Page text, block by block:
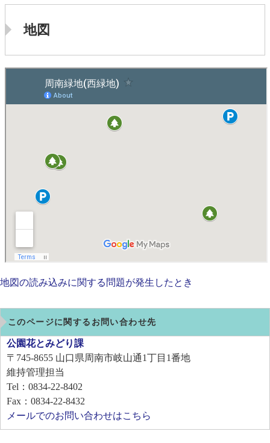
地図
地図の読み込みに関する問題が発生したとき
このページに関するお問い合わせ先
公園花とみどり課
〒745-8655 山口県周南市岐山通1丁目1番地
維持管理担当
Tel：0834-22-8402
Fax：0834-22-8432
メールでのお問い合わせはこちら